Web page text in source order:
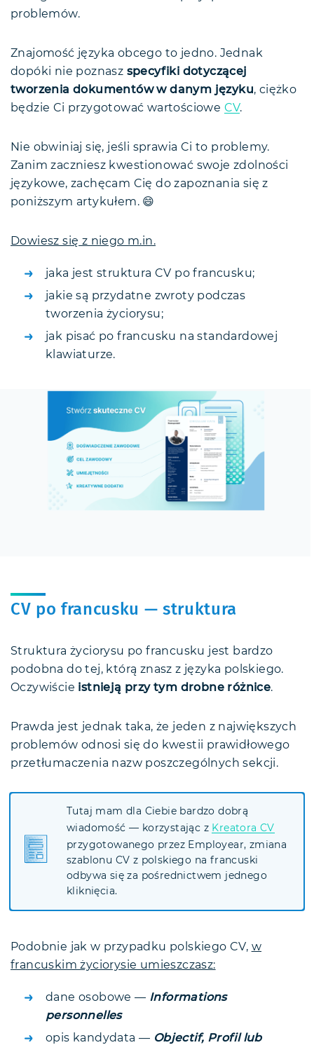
Zainteresowania
Co z pozostałymi sekcjami w CV po
francusku?
O tym pamiętaj podczas pisania CV
List motywacyjny po francusku
CV po francusku — bez francuskiej
klawiatury
Podsumowanie
problemów.
Znajomość języka obcego to jedno. Jednak
dopóki nie poznasz specyfiki dotyczącej
tworzenia dokumentów w danym języku, ciężko
będzie Ci przygotować wartościowe CV.
Nie obwiniaj się, jeśli sprawia Ci to problemy.
Zanim zaczniesz kwestionować swoje zdolności
językowe, zachęcam Cię do zapoznania się z
poniższym artykułem. 😄
Dowiesz się z niego m.in.
jaka jest struktura CV po francusku;
jakie są przydatne zwroty podczas
tworzenia życiorysu;
jak pisać po francusku na standardowej
klawiaturze.
CV po francusku — struktura
Struktura życiorysu po francusku jest bardzo
podobna do tej, którą znasz z języka polskiego.
Oczywiście istnieją przy tym drobne różnice.
Prawda jest jednak taka, że jeden z największych
problemów odnosi się do kwestii prawidłowego
przetłumaczenia nazw poszczególnych sekcji.
Tutaj mam dla Ciebie bardzo dobrą
wiadomość — korzystając z Kreatora CV
przygotowanego przez Employear, zmiana
szablonu CV z polskiego na francuski
odbywa się za pośrednictwem jednego
kliknięcia.
Podobnie jak w przypadku polskiego CV, w
francuskim życiorysie umieszczasz:
dane osobowe — Informations
personnelles
opis kandydata — Objectif, Profil lub